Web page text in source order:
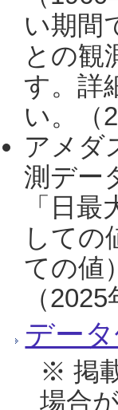
い期間
との観
す。詳
い。（
アメダ
測デー
「日
しての
ての値
（
デー
※ 掲
場合